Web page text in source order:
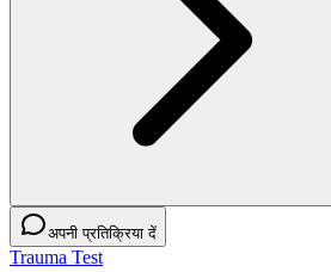
अपनी प्रतिक्रिया दें
Trauma Test